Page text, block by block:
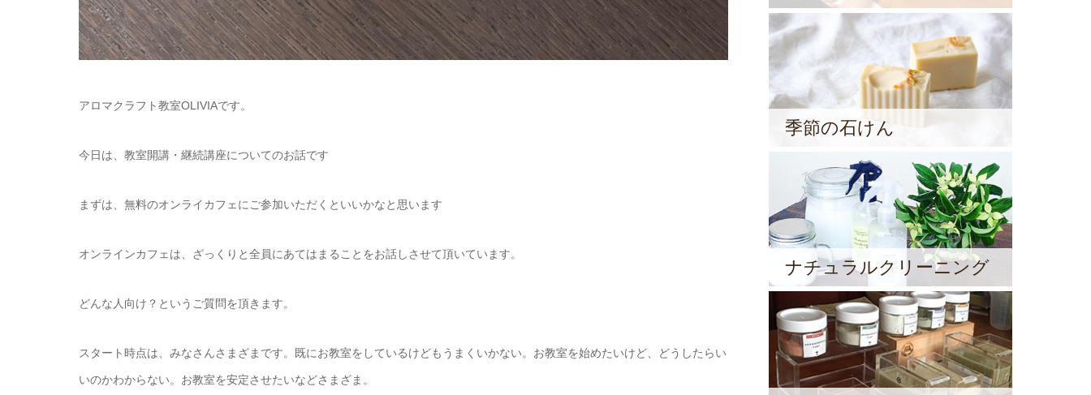
アロマクラフト教室OLIVIAです。
今日は、教室開講・継続講座についてのお話です
まずは、無料のオンライカフェにご参加いただくといいかなと思います
オンラインカフェは、ざっくりと全員にあてはまることをお話しさせて頂いています。
どんな人向け？というご質問を頂きます。
スタート時点は、みなさんさまざまです。既にお教室をしているけどもうまくいかない。お教室を始めたいけど、どうしたらい
いのかわからない。お教室を安定させたいなどさまざま。
季節の石けん
ナチュラルクリーニング